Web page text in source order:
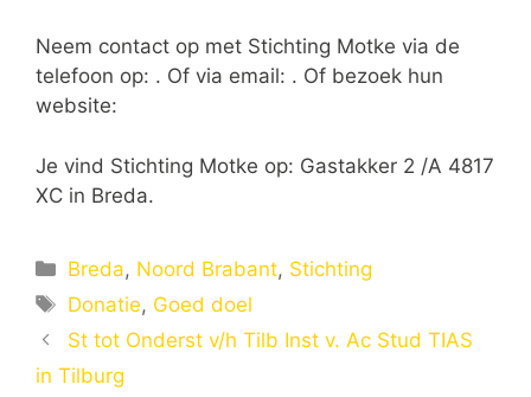
Neem contact op met Stichting Motke via de
telefoon op: . Of via email: . Of bezoek hun
website:
Je vind Stichting Motke op: Gastakker 2 /A 4817
XC in Breda.
Categorieën
Breda, Noord Brabant, Stichting
Tags
Donatie, Goed doel
St tot Onderst v/h Tilb Inst v. Ac Stud TIAS
in Tilburg